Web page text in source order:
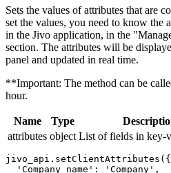
Sets the values ​​of attributes that are
set the values, you need to know the
in the Jivo application, in the
section. The attributes will be
panel and updated in real time.
**Important: The method can be
hour.
Name Type
attributes object List of fields in key-
jivo_api.setClientAttributes({
  'Company_name': 'Company',